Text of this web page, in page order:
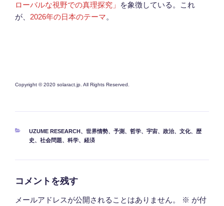
ローバルな視野での真理探究」
を象徴している。これ
が、 2026年の日本のテーマ。
Copyright © 2020 solaract.jp. All Rights Reserved.
カ
テ
UZUME RESEARCH、 世界情勢、 予測 、 哲学、 宇宙、 政治、 文化、
歴
史、 社会問題、 科学、 経済
コメントを残す
メールアドレスが公開されることはありません。 ※ が付